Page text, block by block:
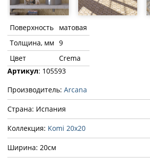
Поверхность
матовая
Толщина, мм 9
Цвет
Crema
Артикул: 105593
Производитель: Arcana
Страна: Испания
Коллекция: Komi 20x20
Ширина: 20см